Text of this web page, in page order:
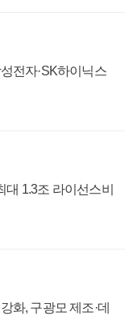
전자·SK하이닉스
1.3조 라이선스비
화, 구광모 제조·데